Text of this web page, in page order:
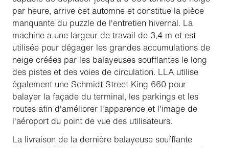
par heure, arrive cet automne et constitue la pièce
manquante du puzzle de l'entretien hivernal. La
machine a une largeur de travail de 3,4 m et est
utilisée pour dégager les grandes accumulations de
neige créées par les balayeuses soufflantes le long
des pistes et des voies de circulation. LLA utilise
également une Schmidt Street King 660 pour
balayer la façade du terminal, les parkings et les
routes afin d'améliorer l'apparence et l'image de
l'aéroport du point de vue des utilisateurs.
La livraison de la dernière balayeuse soufflante